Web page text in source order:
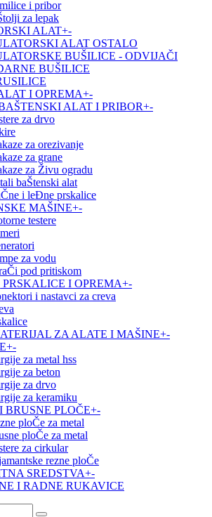
i pribor
za lepak
ALAT+-
ALAT OSTALO
BUŠILICE - ODVIJAČI
BUŠILICE
I OPREMA+-
ALAT I PRIBOR+-
za drvo
za orezivanje
za grane
za Živu ogradu
baŠtenski alat
i leĐne prskalice
MAŠINE+-
testere
za vodu
pod pritiskom
PRSKALICE I OPREMA+-
i nastavci za creva
ZA ALATE I MAŠINE+-
+-
za metal hss
za beton
za drvo
za keramiku
BRUSNE PLOČE+-
ploČe za metal
ploČe za metal
za cirkular
rezne ploČe
SREDSTVA+-
I RADNE RUKAVICE